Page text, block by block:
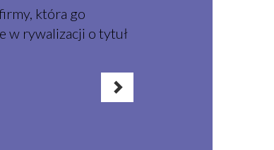
która go
w rywalizacji o tytuł